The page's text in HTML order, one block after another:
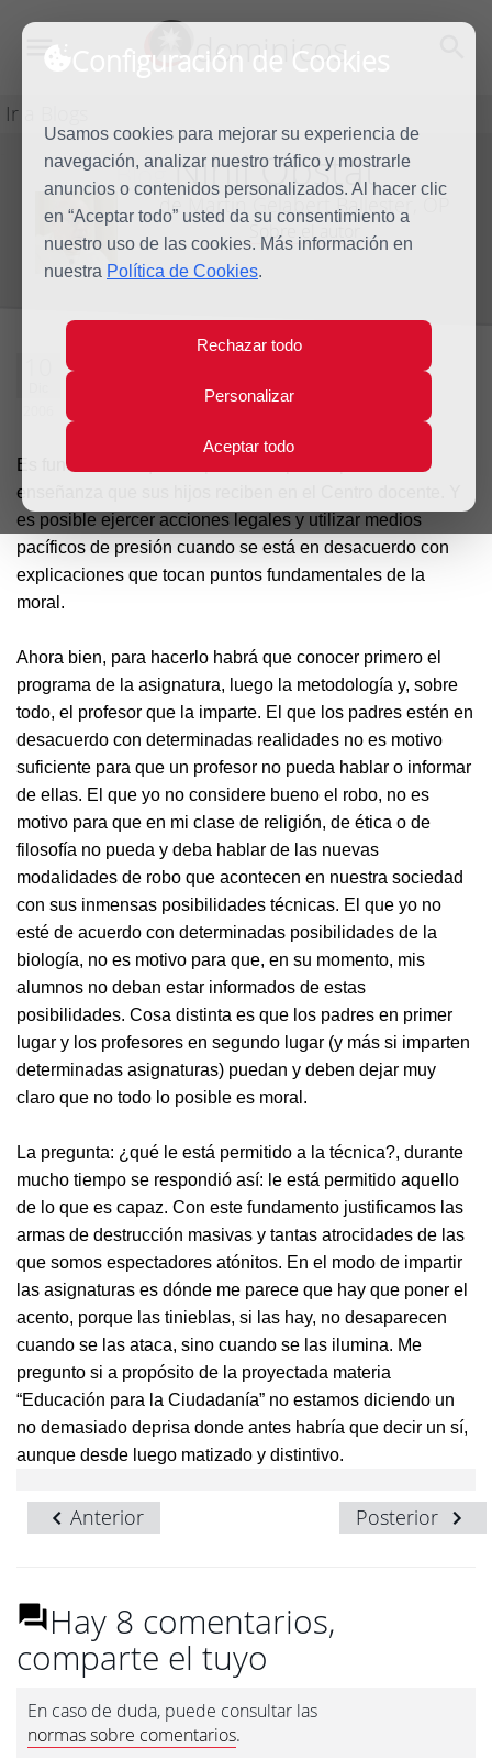
Configuración de Cookies
Usamos cookies para mejorar su experiencia de
navegación, analizar nuestro tráfico y mostrarle
anuncios o contenidos personalizados. Al hacer clic
en “Aceptar todo” usted da su consentimiento a
nuestro uso de las cookies. Más información en
nuestra Política de Cookies.
Rechazar todo
Personalizar
Aceptar todo
dominicos
Ir a Blogs
BlogNihil Obstat
de Martín Gelabert Ballester, OP
Sobre el autor
Un sí matizado
Es fundamental que los padres se preocupen de la
enseñanza que sus hijos reciben en el Centro docente. Y
es posible ejercer acciones legales y utilizar medios
pacíficos de presión cuando se está en desacuerdo con
explicaciones que tocan puntos fundamentales de la
moral.
Ahora bien, para hacerlo habrá que conocer primero el
programa de la asignatura, luego la metodología y, sobre
todo, el profesor que la imparte. El que los padres estén en
desacuerdo con determinadas realidades no es motivo
suficiente para que un profesor no pueda hablar o informar
de ellas. El que yo no considere bueno el robo, no es
motivo para que en mi clase de religión, de ética o de
filosofía no pueda y deba hablar de las nuevas
modalidades de robo que acontecen en nuestra sociedad
con sus inmensas posibilidades técnicas. El que yo no
esté de acuerdo con determinadas posibilidades de la
biología, no es motivo para que, en su momento, mis
alumnos no deban estar informados de estas
posibilidades. Cosa distinta es que los padres en primer
lugar y los profesores en segundo lugar (y más si imparten
determinadas asignaturas) puedan y deben dejar muy
claro que no todo lo posible es moral.
La pregunta: ¿qué le está permitido a la técnica?, durante
mucho tiempo se respondió así: le está permitido aquello
de lo que es capaz. Con este fundamento justificamos las
armas de destrucción masivas y tantas atrocidades de las
que somos espectadores atónitos. En el modo de impartir
las asignaturas es dónde me parece que hay que poner el
acento, porque las tinieblas, si las hay, no desaparecen
cuando se las ataca, sino cuando se las ilumina. Me
pregunto si a propósito de la proyectada materia
“Educación para la Ciudadanía” no estamos diciendo un
no demasiado deprisa donde antes habría que decir un sí,
aunque desde luego matizado y distintivo.
Posterior
Anterior
Hay 8 comentarios,
comparte el tuyo
En caso de duda, puede consultar las
normas sobre comentarios.